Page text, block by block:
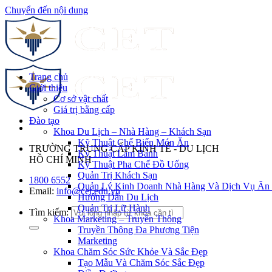
Chuyển đến nội dung
TRƯỜNG TRUNG CẤP KINH TẾ - DU LỊCH
HỒ CHÍ MINH
1800 6552
Email: info@cet.edu.vn
Tìm kiếm:
Trang chủ
Giới thiệu
Cơ sở vật chất
Giá trị bằng cấp
Đào tạo
Khoa Du Lịch – Nhà Hàng – Khách Sạn
Kỹ Thuật Chế Biến Món Ăn
Kỹ Thuật Làm Bánh
Kỹ Thuật Pha Chế Đồ Uống
Quản Trị Khách Sạn
Quản Lý Kinh Doanh Nhà Hàng Và Dịch Vụ Ăn
Hướng Dẫn Du Lịch
Quản Trị Lữ Hành
Khoa Marketing – Truyền Thông
Truyền Thông Đa Phương Tiện
Marketing
Khoa Chăm Sóc Sức Khỏe Và Sắc Đẹp
Tạo Mẫu Và Chăm Sóc Sắc Đẹp